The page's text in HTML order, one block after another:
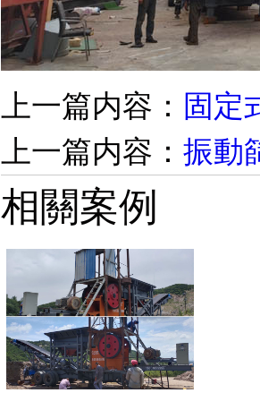
上一篇内容： 固定
上一篇内容： 振動
相關案例